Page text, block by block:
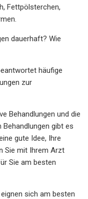
Fettpölsterchen,
dauerhaft? Wie
häufige
zur
Behandlungen und die
Behandlungen gibt es
gute Idee, Ihre
Sie mit Ihrem Arzt
Sie am besten
sich am besten